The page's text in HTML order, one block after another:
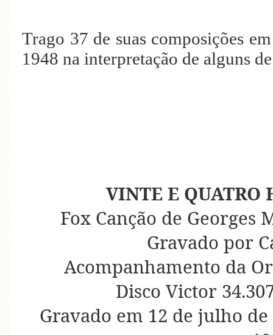
Trago 37 de suas composições
1948 na interpretação de alguns
VINTE E QUATRO
Fox Canção de Georges
Gravado por
Acompanhamento da
Disco Victor
Gravado em 12 de julho